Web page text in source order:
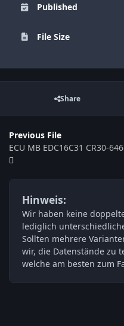
Published
File Size
Share
Previous File
Hinweis:
Wir haben keine
lediglich
Sollten mehrere
wir, die Datenstände zu
welche am besten zum